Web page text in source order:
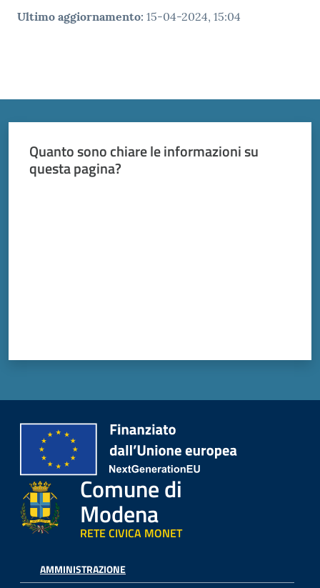
Ultimo aggiornamento: 15-04-2024, 15:04
Quanto sono chiare le informazioni su
questa pagina?
Comune di
Modena
RETE CIVICA MONET
AMMINISTRAZIONE